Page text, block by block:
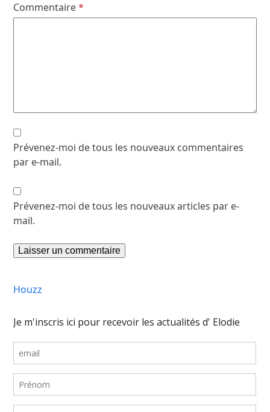
Commentaire*
Prévenez-moi de tous les nouveaux commentaires
par e-mail.
Prévenez-moi de tous les nouveaux articles par e-
mail.
Houzz